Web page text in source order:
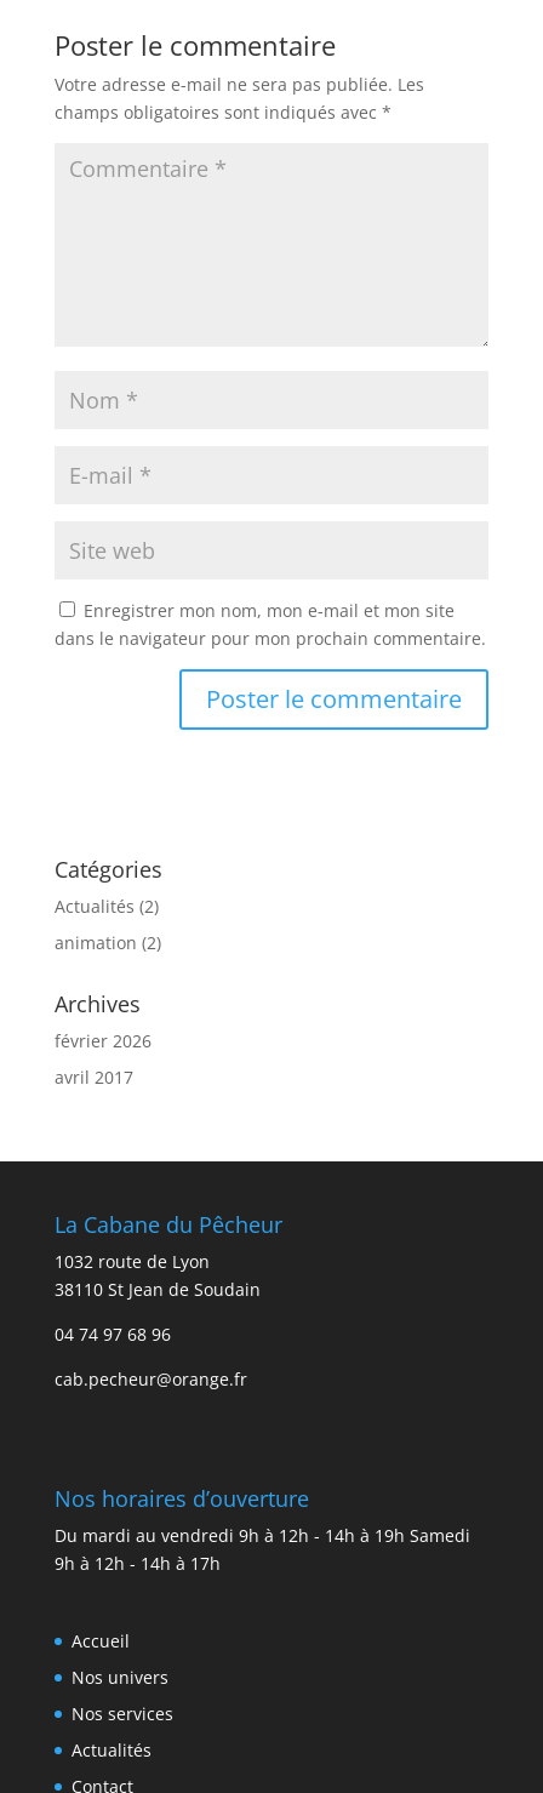
Poster le commentaire
Votre adresse e-mail ne sera pas publiée. Les
champs obligatoires sont indiqués avec *
Enregistrer mon nom, mon e-mail et mon site
dans le navigateur pour mon prochain commentaire.
Catégories
Actualités (2)
animation (2)
Archives
février 2026
avril 2017
La Cabane du Pêcheur
1032 route de Lyon
38110 St Jean de Soudain
04 74 97 68 96
cab.pecheur@orange.fr
Nos horaires d’ouverture
Du mardi au vendredi 9h à 12h - 14h à 19h Samedi
9h à 12h - 14h à 17h
Accueil
Nos univers
Nos services
Actualités
Contact